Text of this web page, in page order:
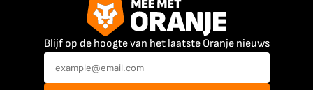
Blijf op de hoogte van het laatste Oranje nieuws